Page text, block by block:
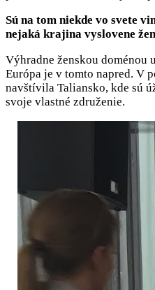
Sú na tom niekde vo svete
nejaká krajina vyslovene
Výhradne ženskou doménou
Európa je v tomto napred. V
navštívila Taliansko, kde sú
svoje vlastné združenie.